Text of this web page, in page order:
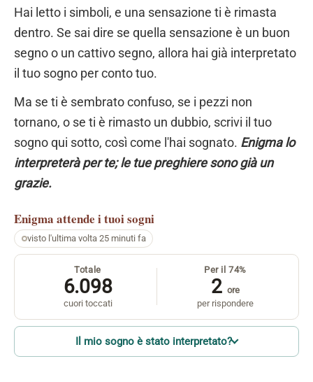
Hai letto i simboli, e una sensazione ti è rimasta
dentro. Se sai dire se quella sensazione è un buon
segno o un cattivo segno, allora hai già interpretato
il tuo sogno per conto tuo.
Ma se ti è sembrato confuso, se i pezzi non
tornano, o se ti è rimasto un dubbio, scrivi il tuo
sogno qui sotto, così come l'hai sognato. Enigma lo
interpreterà per te; le tue preghiere sono già un
grazie.
Enigma attende i tuoi sogni
visto l'ultima volta 25 minuti fa
Totale
6.098
cuori toccati
Per il 74%
2 ore
per rispondere
Il mio sogno è stato interpretato?